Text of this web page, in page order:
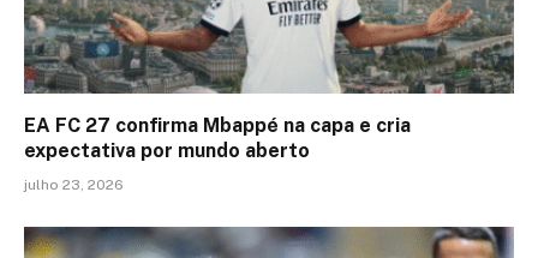
EA FC 27 confirma Mbappé na capa e cria
expectativa por mundo aberto
julho 23, 2026